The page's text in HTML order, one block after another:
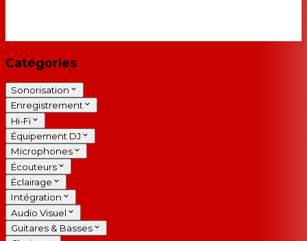
Catégories
Sonorisation
Enregistrement
Hi-Fi
Équipement DJ
Microphones
Écouteurs
Éclairage
Intégration
Audio Visuel
Guitares & Basses